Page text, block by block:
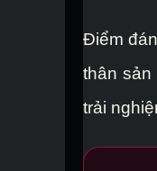
Điểm
thân
trải